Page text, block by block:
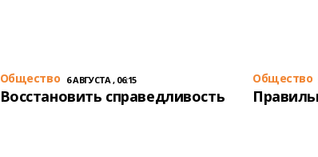
Общество 6 АВГУСТА , 06:15
Восстановить справедливость
Общество